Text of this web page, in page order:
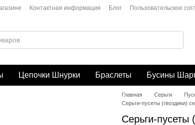
Контактная информация Блог Пользовательское
Цепочки Шнурки Браслеты Бусины
Главная Серьги
Серьги-пусеты (гвоздики)
Серьги-пусеты